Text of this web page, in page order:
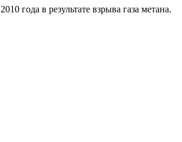
года в результате взрыва газа метана.